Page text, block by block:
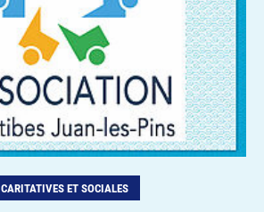
CARITATIVES ET SOCIALES